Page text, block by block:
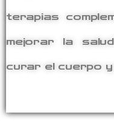
terapias
mejorar la
curar el cuerpo y